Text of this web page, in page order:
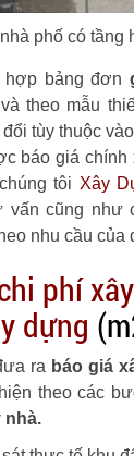
phố có tầng
hợp bảng đơn
theo mẫu
tùy thuộc
báo giá chính
tôi Xây
vấn cũng như
nhu cầu của
phí
dựng
ra báo giá
theo các
nhà.